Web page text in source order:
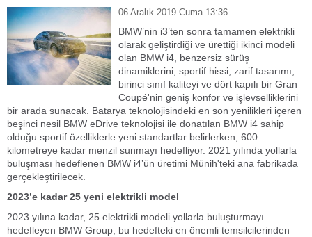
06 Aralık 2019 Cuma 13:36
BMW’nin i3’ten sonra tamamen elektrikli
olarak geliştirdiği ve ürettiği ikinci modeli
olan BMW i4, benzersiz sürüş
dinamiklerini, sportif hissi, zarif tasarımı,
birinci sınıf kaliteyi ve dört kapılı bir Gran
Coupé'nin geniş konfor ve işlevselliklerini
bir arada sunacak. Batarya teknolojisindeki en son yenilikleri içeren
beşinci nesil BMW eDrive teknolojisi ile donatılan BMW i4 sahip
olduğu sportif özelliklerle yeni standartlar belirlerken, 600
kilometreye kadar menzil sunmayı hedefliyor. 2021 yılında yollarla
buluşması hedeflenen BMW i4’ün üretimi Münih'teki ana fabrikada
gerçekleştirilecek.
2023’e kadar 25 yeni elektrikli model
2023 yılına kadar, 25 elektrikli modeli yollarla buluşturmayı
hedefleyen BMW Group, bu hedefteki en önemli temsilcilerinden